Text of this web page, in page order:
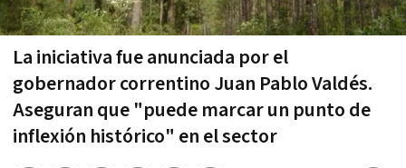
La iniciativa fue anunciada por el
gobernador correntino Juan Pablo Valdés.
Aseguran que "puede marcar un punto de
inflexión histórico" en el sector